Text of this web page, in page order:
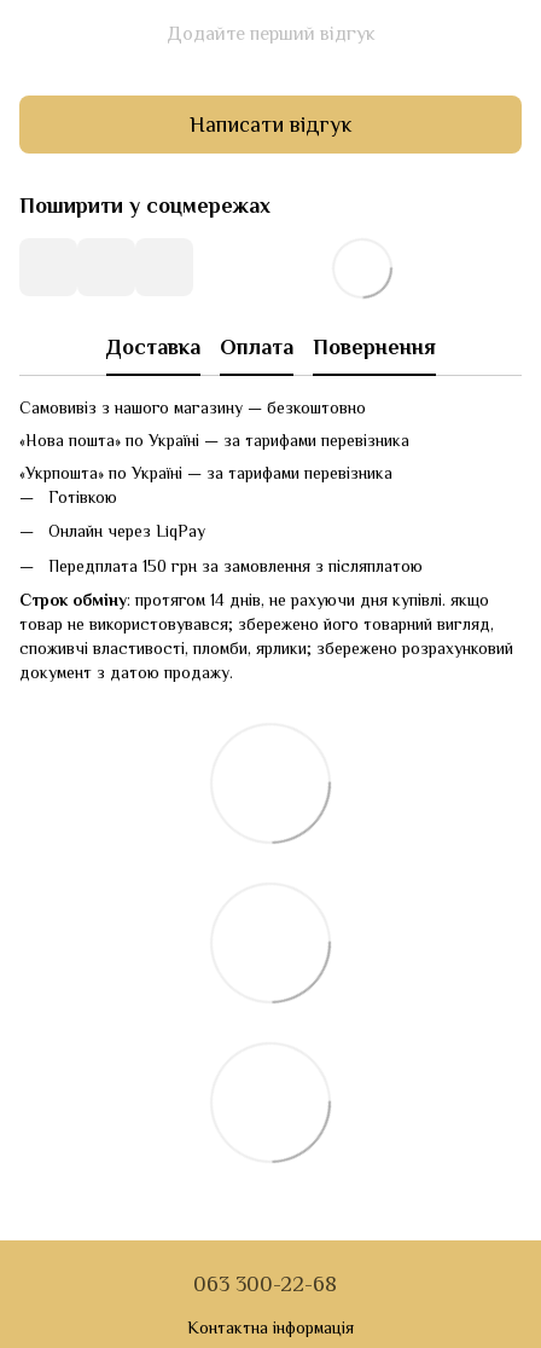
Додайте перший відгук
Написати відгук
Поширити у соцмережах
Доставка Оплата Повернення
Самовивіз з нашого магазину — безкоштовно
«Нова пошта» по Україні — за тарифами перевізника
«Укрпошта» по Україні — за тарифами перевізника
Готівкою
Онлайн через LiqPay
Передплата 150 грн за замовлення з післяплатою
Строк обміну: протягом 14 днів, не рахуючи дня купівлі. якщо
товар не використовувався; збережено його товарний вигляд,
споживчі властивості, пломби, ярлики; збережено розрахунковий
документ з датою продажу.
063 300-22-68
Контактна інформація